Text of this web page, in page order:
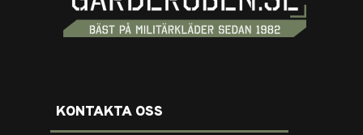
KONTAKTA OSS